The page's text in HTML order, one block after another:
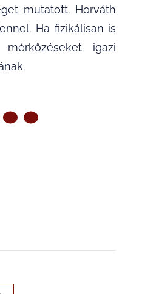
mutatott. Horváth
Ha fizikálisan is
igazi